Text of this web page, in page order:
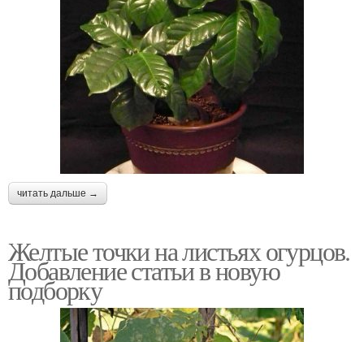
читать дальше →
Желтые точки на листьях огурцов.
Добавление статьи в новую
подборку